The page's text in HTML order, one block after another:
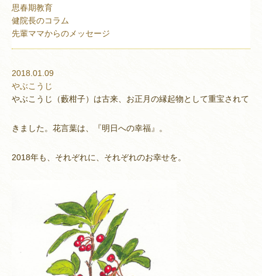
思春期教育
健院長のコラム
先輩ママからのメッセージ
2018.01.09
やぶこうじ
やぶこうじ（藪柑子）は古来、お正月の縁起物として重宝されて
きました。花言葉は、『明日への幸福』。
2018年も、それぞれに、それぞれのお幸せを。